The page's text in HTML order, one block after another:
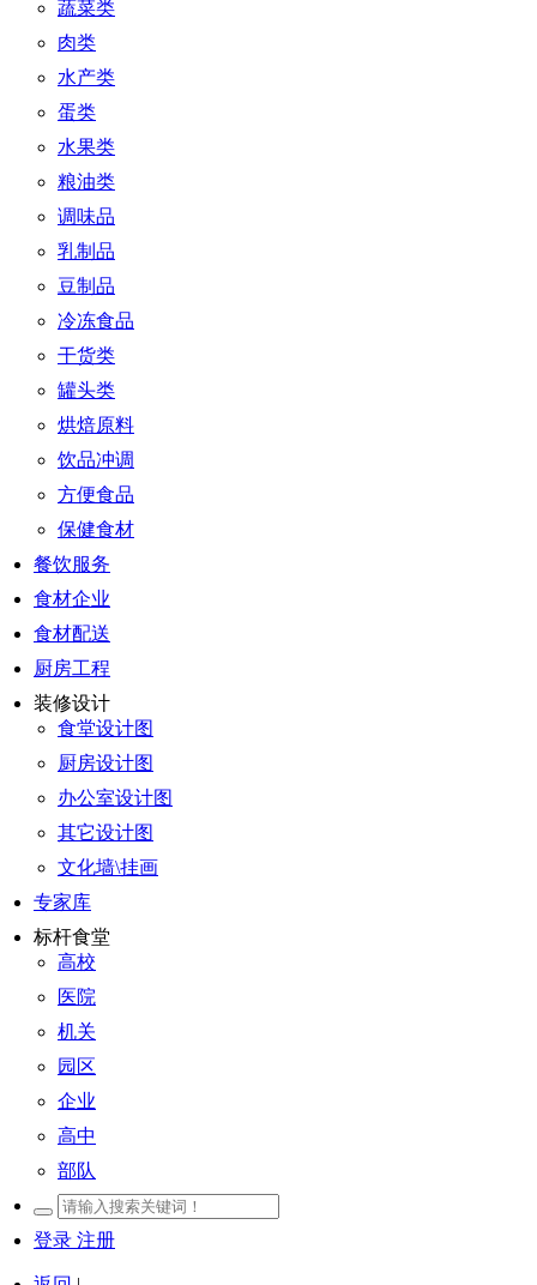
蔬菜类
肉类
水产类
蛋类
水果类
粮油类
调味品
乳制品
豆制品
冷冻食品
干货类
罐头类
烘焙原料
饮品冲调
方便食品
保健食材
餐饮服务
食材企业
食材配送
厨房工程
装修设计
食堂设计图
厨房设计图
办公室设计图
其它设计图
文化墙\挂画
专家库
标杆食堂
高校
医院
机关
园区
企业
高中
部队
登录 注册